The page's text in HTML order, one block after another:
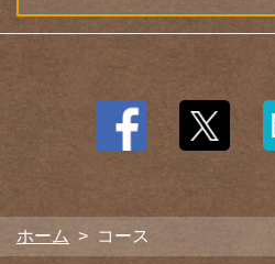
ホーム コース